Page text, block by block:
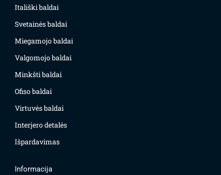
Itališki baldai
Svetainės baldai
Miegamojo baldai
Valgomojo baldai
Minkšti baldai
Ofiso baldai
Virtuvės baldai
Interjero detalės
Išpardavimas
Informacija